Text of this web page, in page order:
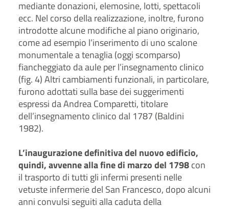
mediante donazioni, elemosine, lotti, spettacoli
ecc. Nel corso della realizzazione, inoltre, furono
introdotte alcune modifiche al piano originario,
come ad esempio l’inserimento di uno scalone
monumentale a tenaglia (oggi scomparso)
fiancheggiato da aule per l’insegnamento clinico
(fig. 4) Altri cambiamenti funzionali, in particolare,
furono adottati sulla base dei suggerimenti
espressi da Andrea Comparetti, titolare
dell’insegnamento clinico dal 1787 (Baldini
1982).
L’inaugurazione definitiva del nuovo edificio,
quindi, avvenne alla fine di marzo del 1798con
il trasporto di tutti gli infermi presenti nelle
vetuste infermerie del San Francesco, dopo alcuni
anni convulsi seguiti alla caduta della